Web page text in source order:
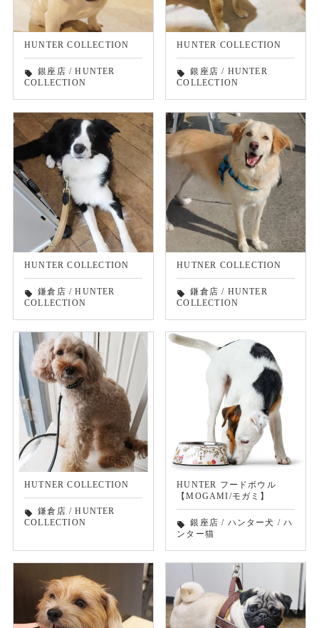
HUNTER COLLECTION
local_offer 銀座店 /HUNTER
COLLECTION
HUNTER COLLECTION
local_offer 銀座店 / HUNTER
COLLECTION
HUNTER COLLECTION
local_offer 鎌倉店 /HUNTER
COLLECTION
HUTNER COLLECTION
local_offer 鎌倉店 / HUNTER
COLLECTION
HUTNER COLLECTION
local_offer 鎌倉店 /HUNTER
COLLECTION
HUNTER フードボウル
【MOGAMI/モガミ】
local_offer 銀座店 / ハンター犬 /ハ
ンター猫